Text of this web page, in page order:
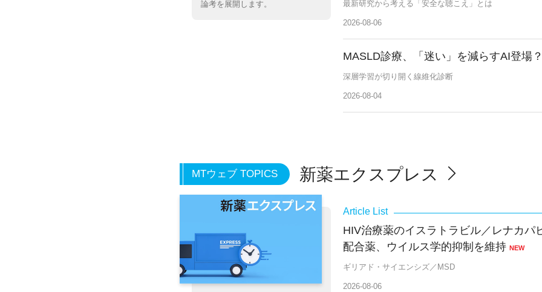
論考を展開します。
最新研究から考える「安全な聴こえ」とは
2026-08-06
MASLD診療、「迷い」を減らすAI登場？
深層学習が切り開く線維化診断
2026-08-04
MTウェブ TOPICS 新薬エクスプレス
HIV治療薬のイスラトラビル／レナカパ
配合薬、ウイルス学的抑制を維持 NEW
ギリアド・サイエンシズ／MSD
2026-08-06